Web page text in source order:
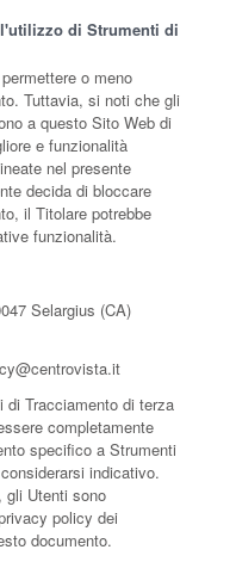
di Strumenti di
o meno
Tuttavia, si noti che gli
a questo Sito Web di
e funzionalità
nel presente
decida di bloccare
il Titolare potrebbe
funzionalità.
Selargius (CA)
di Tracciamento di terza
completamente
specifico a Strumenti
indicativo.
gli Utenti sono
policy dei
documento.